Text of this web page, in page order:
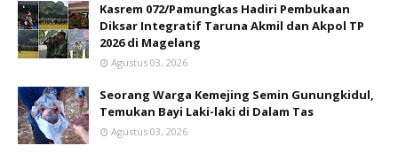
Kasrem 072/Pamungkas Hadiri Pembukaan
Diksar Integratif Taruna Akmil dan Akpol TP
2026 di Magelang
Agustus 03, 2026
Seorang Warga Kemejing Semin Gunungkidul,
Temukan Bayi Laki-laki di Dalam Tas
Agustus 03, 2026